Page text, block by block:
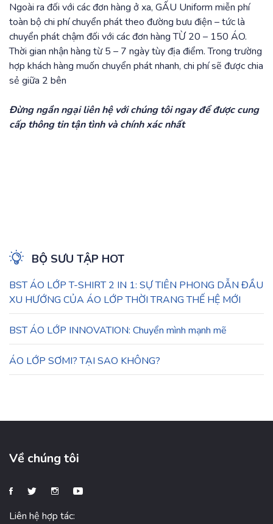
Ngoài ra đối với các đơn hàng ở xa, GẤU Uniform miễn phí
toàn bộ chi phí chuyển phát theo đường bưu điện – tức là
chuyển phát chậm đối với các đơn hàng TỪ 20 – 150 ÁO.
Thời gian nhận hàng từ 5 – 7 ngày tùy địa điểm. Trong trường
hợp khách hàng muốn chuyển phát nhanh, chi phí sẽ được chia
sẻ giữa 2 bên
Đừng ngần ngại liên hệ với chúng tôi ngay để được cung
cấp thông tin tận tình và chính xác nhất
BỘ SƯU TẬP HOT
BST ÁO LỚP T-SHIRT 2 IN 1: SỰ TIÊN PHONG DẪN ĐẦU
XU HƯỚNG CỦA ÁO LỚP THỜI TRANG THẾ HỆ MỚI
BST ÁO LỚP INNOVATION: Chuyển mình mạnh mẽ
ÁO LỚP SƠMI? TẠI SAO KHÔNG?
Về chúng tôi
Liên hệ hợp tác: